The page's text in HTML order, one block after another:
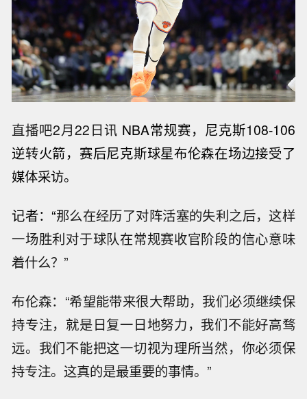
直播吧2月22日讯 NBA常规赛，尼克斯108-106
逆转火箭，赛后尼克斯球星布伦森在场边接受了
媒体采访。
记者：“那么在经历了对阵活塞的失利之后，这样
一场胜利对于球队在常规赛收官阶段的信心意味
着什么？”
布伦森：“希望能带来很大帮助，我们必须继续保
持专注，就是日复一日地努力，我们不能好高骛
远。我们不能把这一切视为理所当然，你必须保
持专注。这真的是最重要的事情。”